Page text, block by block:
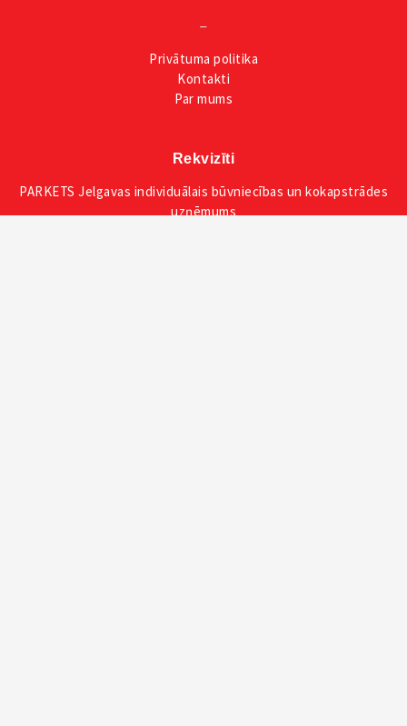
Privātuma politika
Kontakti
Par mums
Rekvizīti
PARKETS Jelgavas individuālais būvniecības un kokapstrādes
uzņēmums